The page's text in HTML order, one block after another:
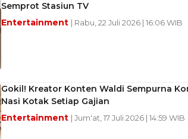
Semprot Stasiun TV
Entertainment | Rabu, 22 Juli 2026 | 16:06 WIB
Gokil! Kreator Konten Waldi Sempurna
Nasi Kotak Setiap Gajian
Entertainment | Jum'at, 17 Juli 2026 | 14:59 WIB